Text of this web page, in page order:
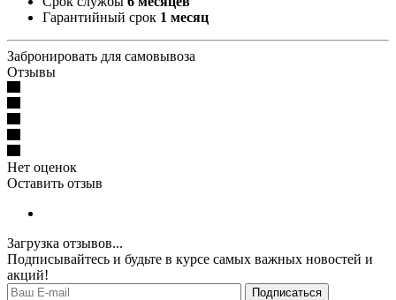
Гарантийный срок 1 месяц
Забронировать для самовывоза
Отзывы
Нет оценок
Оставить отзыв
Загрузка отзывов...
Подписывайтесь и будьте в курсе самых важных новостей и
акций!
Подписаться